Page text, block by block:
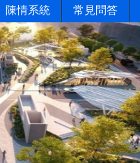
陳情系統 常見問答